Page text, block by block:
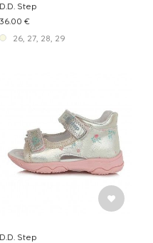
116-122 cm, 122-128 cm, 128-134
D.D. Step
36.00 €
26, 27, 28, 29
D.D. Step